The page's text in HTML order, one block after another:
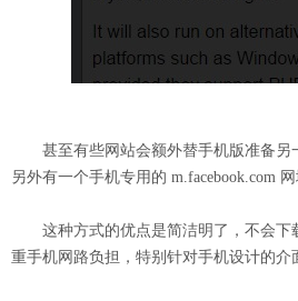
甚至有些网站会额外替手机版准备另
另外有一个手机专用的 m.facebook.com
这种方式的优点是简洁明了，不会下
重手机网路负担，特别针对手机设计的介